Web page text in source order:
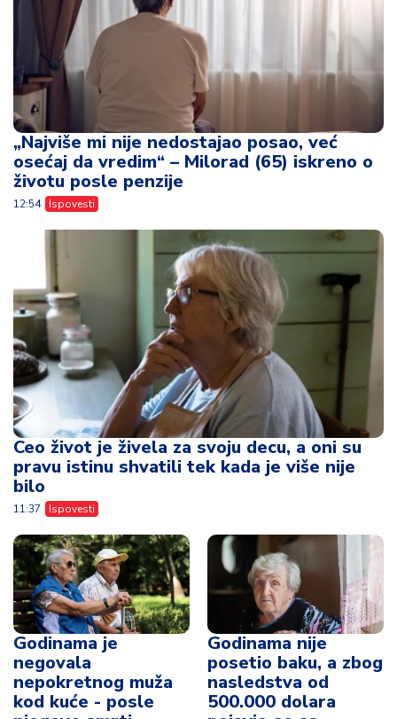
„Najviše mi nije nedostajao posao, već
osećaj da vredim“ – Milorad (65) iskreno o
životu posle penzije
12:54 Ispovesti
Ceo život je živela za svoju decu, a oni su
pravu istinu shvatili tek kada je više nije
bilo
11:37 Ispovesti
Godinama je
negovala
nepokretnog muža
kod kuće - posle
Godinama nije
posetio baku, a zbog
nasledstva od
500.000 dolara